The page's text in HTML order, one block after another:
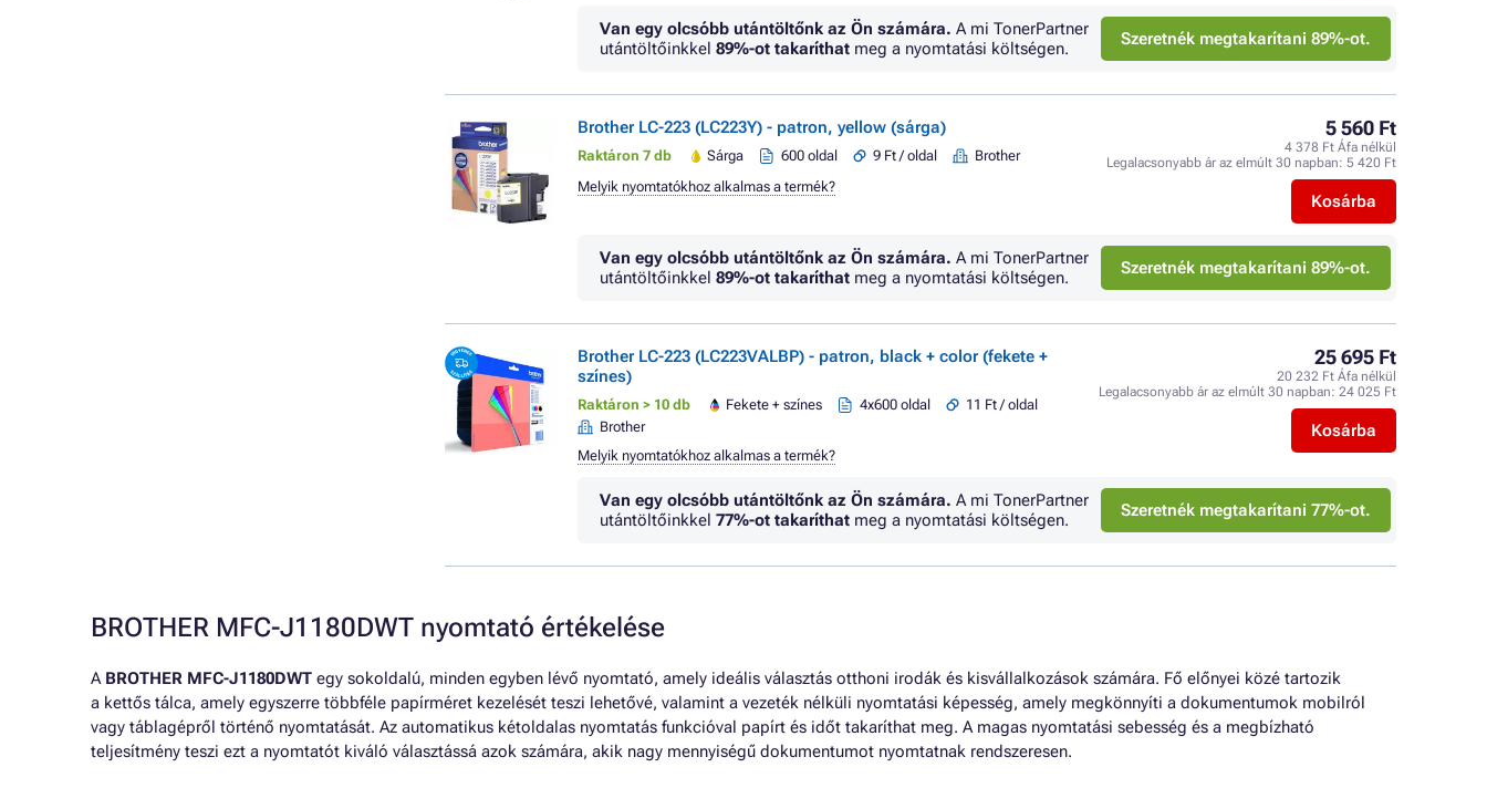
Van egy olcsóbb utántöltőnk az Ön számára. A mi TonerPartner
utántöltőinkkel 89%-ot takaríthat meg a nyomtatási költségen. Szeretnék megtakarítani 89%-ot.
Brother LC-223 (LC223Y) - patron, yellow (sárga)
Raktáron 7 db Sárga 600 oldal 9 Ft / oldal Brother
5 560 Ft
4 378 Ft Áfa nélkül
Legalacsonyabb ár az elmúlt 30 napban: 5 420 Ft
Kosárba
Melyik nyomtatókhoz alkalmas a termék?
Van egy olcsóbb utántöltőnk az Ön számára. A mi TonerPartner
utántöltőinkkel 89%-ot takaríthat meg a nyomtatási költségen. Szeretnék megtakarítani 89%-ot.
Brother LC-223 (LC223VALBP) - patron, black + color (fekete +
színes)
Raktáron > 10 db Fekete + színes 4x600 oldal
11 Ft / oldal
Brother
25 695 Ft
20 232 Ft Áfa nélkül
Legalacsonyabb ár az elmúlt 30 napban: 24 025 Ft
Kosárba
Melyik nyomtatókhoz alkalmas a termék?
Van egy olcsóbb utántöltőnk az Ön számára. A mi TonerPartner
utántöltőinkkel 77%-ot takaríthat meg a nyomtatási költségen. Szeretnék megtakarítani 77%-ot.
BROTHER MFC-J1180DWT nyomtató értékelése
A BROTHER MFC-J1180DWT egy sokoldalú, minden egyben lévő nyomtató, amely ideális választás otthoni irodák és kisvállalkozások számára. Fő előnyei közé tartozik
a kettős tálca, amely egyszerre többféle papírméret kezelését teszi lehetővé, valamint a vezeték nélküli nyomtatási képesség, amely megkönnyíti a dokumentumok mobilról
vagy táblagépről történő nyomtatását. Az automatikus kétoldalas nyomtatás funkcióval papírt és időt takaríthat meg. A magas nyomtatási sebesség és a megbízható
teljesítmény teszi ezt a nyomtatót kiváló választássá azok számára, akik nagy mennyiségű dokumentumot nyomtatnak rendszeresen.